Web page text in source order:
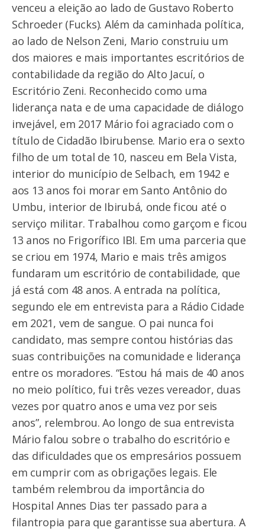
venceu a eleição ao lado de Gustavo Roberto
Schroeder (Fucks). Além da caminhada política,
ao lado de Nelson Zeni, Mario construiu um
dos maiores e mais importantes escritórios de
contabilidade da região do Alto Jacuí, o
Escritório Zeni. Reconhecido como uma
liderança nata e de uma capacidade de diálogo
invejável, em 2017 Mário foi agraciado com o
título de Cidadão Ibirubense. Mario era o sexto
filho de um total de 10, nasceu em Bela Vista,
interior do município de Selbach, em 1942 e
aos 13 anos foi morar em Santo Antônio do
Umbu, interior de Ibirubá, onde ficou até o
serviço militar. Trabalhou como garçom e ficou
13 anos no Frigorífico IBI. Em uma parceria que
se criou em 1974, Mario e mais três amigos
fundaram um escritório de contabilidade, que
já está com 48 anos. A entrada na política,
segundo ele em entrevista para a Rádio Cidade
em 2021, vem de sangue. O pai nunca foi
candidato, mas sempre contou histórias das
suas contribuições na comunidade e liderança
entre os moradores. “Estou há mais de 40 anos
no meio político, fui três vezes vereador, duas
vezes por quatro anos e uma vez por seis
anos”, relembrou. Ao longo de sua entrevista
Mário falou sobre o trabalho do escritório e
das dificuldades que os empresários possuem
em cumprir com as obrigações legais. Ele
também relembrou da importância do
Hospital Annes Dias ter passado para a
filantropia para que garantisse sua abertura. A